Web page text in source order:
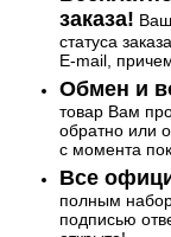
заказа! Ваш
статуса
E-mail,
Обмен и
товар Вам
обратно или
с момента
Все
полным
подписью